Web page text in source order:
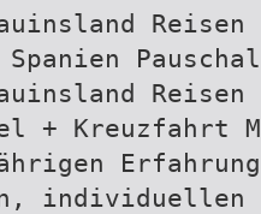
+ Kreuzfahrt
individuellen